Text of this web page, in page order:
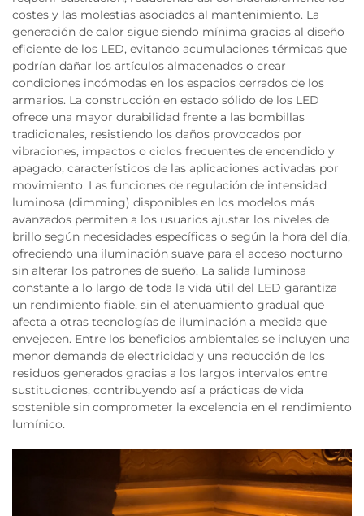
costes y las molestias asociados al mantenimiento. La
generación de calor sigue siendo mínima gracias al diseño
eficiente de los LED, evitando acumulaciones térmicas que
podrían dañar los artículos almacenados o crear
condiciones incómodas en los espacios cerrados de los
armarios. La construcción en estado sólido de los LED
ofrece una mayor durabilidad frente a las bombillas
tradicionales, resistiendo los daños provocados por
vibraciones, impactos o ciclos frecuentes de encendido y
apagado, característicos de las aplicaciones activadas por
movimiento. Las funciones de regulación de intensidad
luminosa (dimming) disponibles en los modelos más
avanzados permiten a los usuarios ajustar los niveles de
brillo según necesidades específicas o según la hora del día,
ofreciendo una iluminación suave para el acceso nocturno
sin alterar los patrones de sueño. La salida luminosa
constante a lo largo de toda la vida útil del LED garantiza
un rendimiento fiable, sin el atenuamiento gradual que
afecta a otras tecnologías de iluminación a medida que
envejecen. Entre los beneficios ambientales se incluyen una
menor demanda de electricidad y una reducción de los
residuos generados gracias a los largos intervalos entre
sustituciones, contribuyendo así a prácticas de vida
sostenible sin comprometer la excelencia en el rendimiento
lumínico.